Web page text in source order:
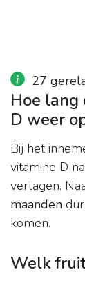
27
Hoe
D weer
Bij het
vitamine D
verlagen.
maanden
komen.
Welk